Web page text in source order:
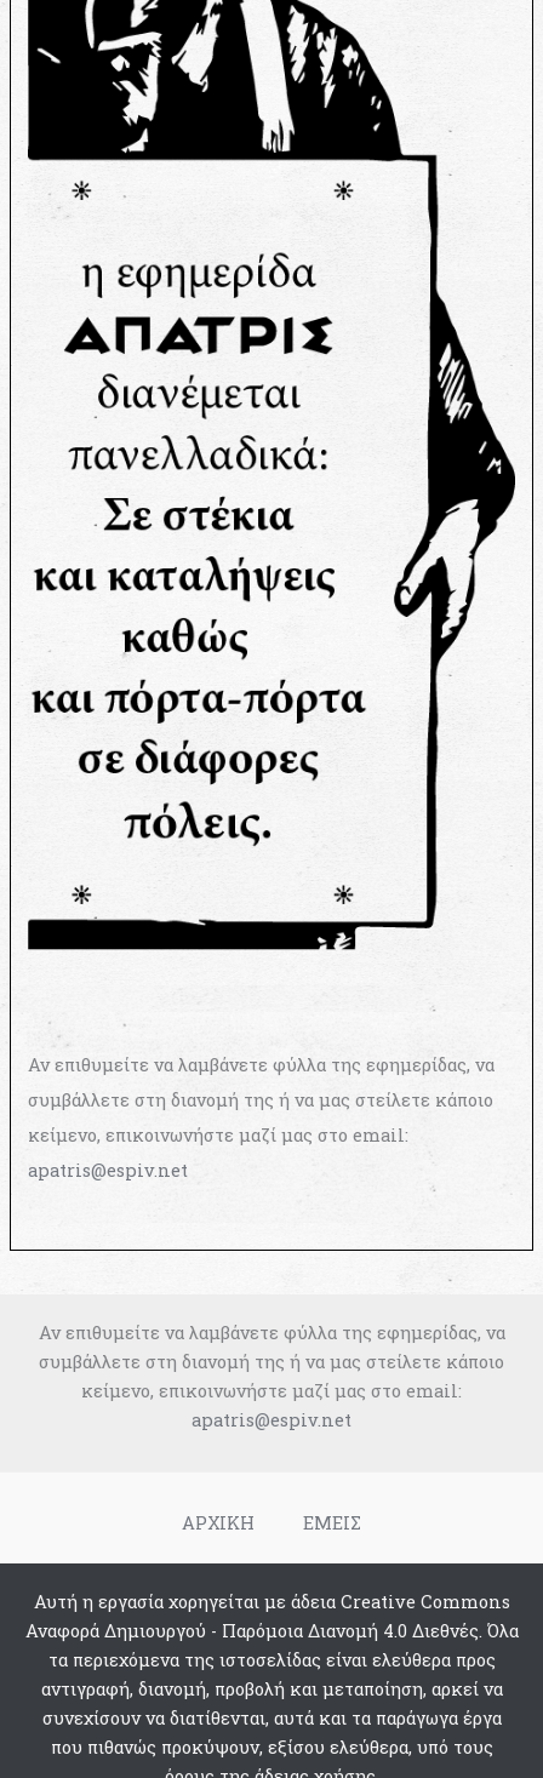
Αν επιθυμείτε να λαμβάνετε φύλλα της εφημερίδας, να
συμβάλλετε στη διανομή της ή να μας στείλετε κάποιο
κείμενο, επικοινωνήστε μαζί μας στο email:
apatris@espiv.net
Αν επιθυμείτε να λαμβάνετε φύλλα της εφημερίδας, να
συμβάλλετε στη διανομή της ή να μας στείλετε κάποιο
κείμενο, επικοινωνήστε μαζί μας στο email:
apatris@espiv.net
ΑΡΧΙΚΗ ΕΜΕΙΣ
Αυτή η εργασία χορηγείται με άδεια Creative Commons
Αναφορά Δημιουργού - Παρόμοια Διανομή 4.0 Διεθνές. Όλα
τα περιεχόμενα της ιστοσελίδας είναι ελεύθερα προς
αντιγραφή, διανομή, προβολή και μεταποίηση, αρκεί να
συνεχίσουν να διατίθενται, αυτά και τα παράγωγα έργα
που πιθανώς προκύψουν, εξίσου ελεύθερα, υπό τους